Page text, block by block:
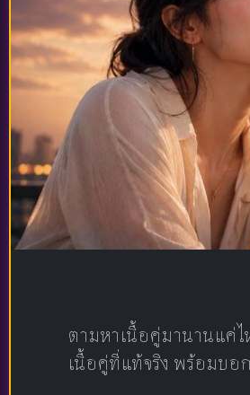
ตามหาเนื้อคู่มานานแค่
เนื้อคู่ที่แท้จริง พร้อมบอ